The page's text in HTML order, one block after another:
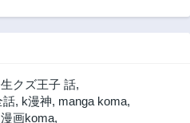
第7話
2年前
クズ王子 話,
話, k漫神, manga koma,
漫画koma,